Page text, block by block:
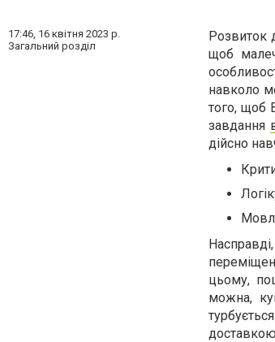
17:46, 16 квітня 2023 р.
Загальний розділ
Розвиток
щоб
навколо
того, щоб
завдання
дійсно
цьому,
можна,